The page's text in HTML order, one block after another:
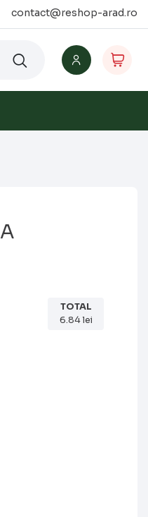
contact@reshop-arad.ro
TOTAL
6.84lei